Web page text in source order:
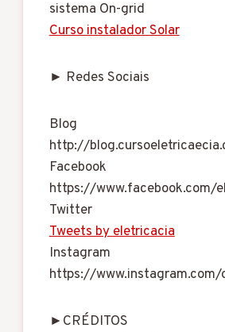
sistema On-grid
Curso instalador Solar
► Redes Sociais
Blog
http://
Facebook
https://www.facebook.com/
Twitter
Tweets by eletricacia
Instagram
https://
►CRÉDITOS